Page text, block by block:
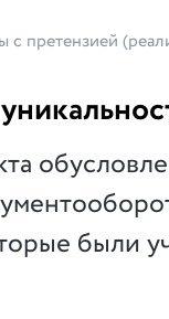
с претензией
были